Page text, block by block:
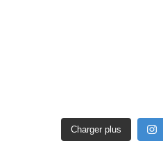
Charger plus